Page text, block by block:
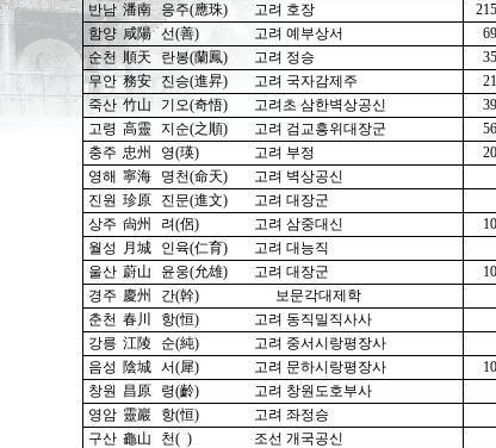
반남 潘南 응주(應珠) 고려 호장 215
함양 咸陽 선(善) 고려 예부상서 69
순천 順天 란봉(蘭鳳) 고려 정승 35
무안 務安 진승(進昇) 고려 국자감제주 21
죽산 竹山 기오(奇悟) 고려초 삼한벽상공신 39
고령 高靈 지순(之順) 고려 검교흥위대장군 56
충주 忠州 영(瑛) 고려 부정 20
영해 寧海 명천(命天) 고려 벽상공신
진원 珍原 진문(進文) 고려 대장군
상주 尙州 려(侶) 고려 삼중대신 10
월성 月城 인육(仁育) 고려 대능직
울산 蔚山 윤웅(允雄) 고려 대장군 10
경주 慶州 간(幹) 보문각대제학
춘천 春川 항(恒) 고려 동직밀직사사
강릉 江陵 순(純) 고려 중서시랑평장사
음성 陰城 서(犀) 고려 문하시랑평장사 10
창원 昌原 령(齡) 고려 창원도호부사
영암 靈巖 항(恒) 고려 좌정승
구산 龜山 천( ) 조선 개국공신